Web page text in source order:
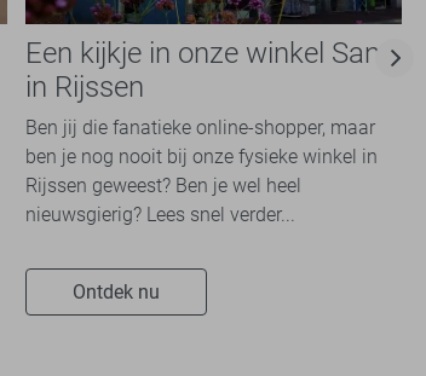
Een kijkje in onze winkel Sans
in Rijssen
Ben jij die fanatieke online-shopper, maar
ben je nog nooit bij onze fysieke winkel in
Rijssen geweest? Ben je wel heel
nieuwsgierig? Lees snel verder...
Ontdek nu